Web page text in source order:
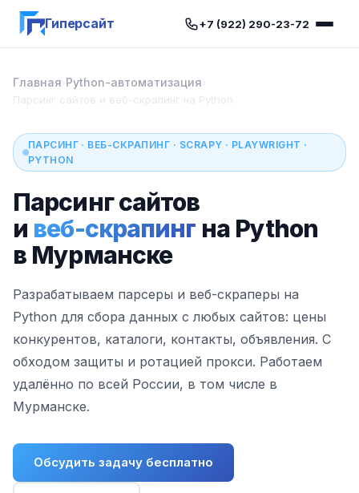
Гиперсайт +7 (922) 290-23-72
Главная›Python-автоматизация›
Парсинг сайтов и веб-скрапинг на Python
ПАРСИНГ · ВЕБ-СКРАПИНГ · SCRAPY · PLAYWRIGHT ·
PYTHON
Парсинг сайтов
и веб-скрапинг на Python
в Мурманске
Разрабатываем парсеры и веб-скраперы на
Python для сбора данных с любых сайтов: цены
конкурентов, каталоги, контакты, объявления. С
обходом защиты и ротацией прокси. Работаем
удалённо по всей России, в том числе в
Мурманске.
Обсудить задачу бесплатно